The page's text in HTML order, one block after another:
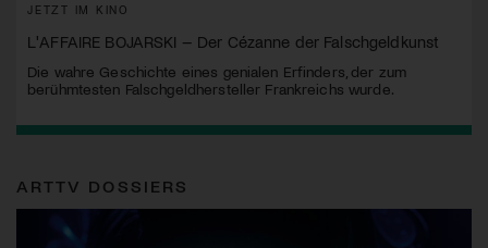
JETZT IM KINO
L'AFFAIRE BOJARSKI – Der Cézanne der Falschgeldkunst
Die wahre Geschichte eines genialen Erfinders, der zum
berühmtesten Falschgeldhersteller Frankreichs wurde.
ARTTV DOSSIERS